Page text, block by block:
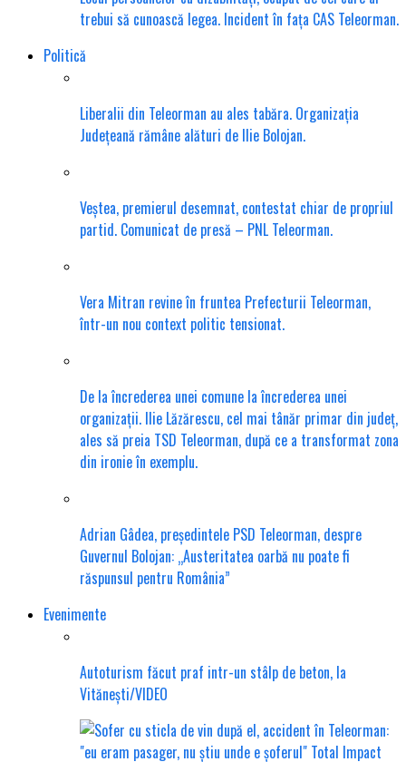
trebui să cunoască legea. Incident în fața CAS Teleorman.
Politică
Liberalii din Teleorman au ales tabăra. Organizația
Județeană rămâne alături de Ilie Bolojan.
Veștea, premierul desemnat, contestat chiar de propriul
partid. Comunicat de presă – PNL Teleorman.
Vera Mitran revine în fruntea Prefecturii Teleorman,
într-un nou context politic tensionat.
De la încrederea unei comune la încrederea unei
organizații. Ilie Lăzărescu, cel mai tânăr primar din județ,
ales să preia TSD Teleorman, după ce a transformat zona
din ironie în exemplu.
Adrian Gâdea, președintele PSD Teleorman, despre
Guvernul Bolojan: „Austeritatea oarbă nu poate fi
răspunsul pentru România”
Evenimente
Autoturism făcut praf intr-un stâlp de beton, la
Vitănești/VIDEO